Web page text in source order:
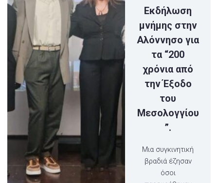
Εκδήλωση
μνήμης στην
Αλόννησο για
τα “200
χρόνια από
την Έξοδο
του
Μεσολογγίου
”.
Μια συγκινητική
βραδιά έζησαν
όσοι